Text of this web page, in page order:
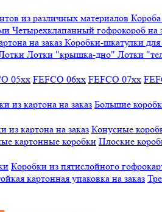
из различных материалов
Четырехклапанный гофрокороб на
на заказ Коробки-шкатулки для
Лотки "крышка-дно" Лотки
05xx FEFCO 06xx FEFCO 07xx
из картона на заказ Большие
из картона на заказ Конусные
картонные коробки Плоские
Коробки из пятислойного
картонная упаковка на заказ